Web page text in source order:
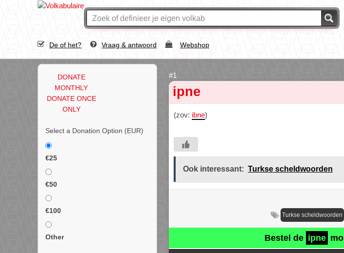
De of het? Vraag & antwoord Webshop
DONATE
MONTHLY
DONATE ONCE
ONLY
Select a Donation Option (EUR)
€25
€50
€100
Other
ipne
(zov: ibne)
Ook interessant: Turkse scheldwoorden
Turkse scheldwoorden
Bestel de ipne